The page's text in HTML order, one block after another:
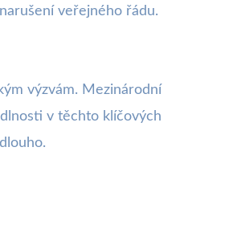
veřejného řádu.
výzvám. Mezinárodní
v těchto klíčových